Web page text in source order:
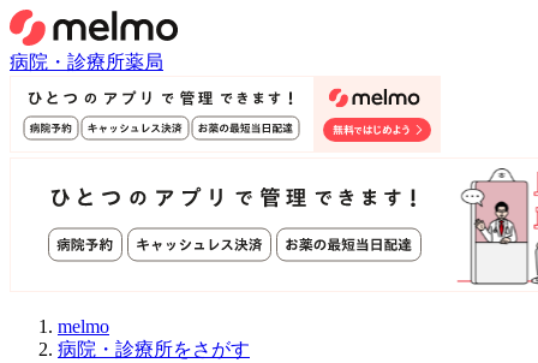
病院・診療所薬局
melmo
病院・診療所をさがす